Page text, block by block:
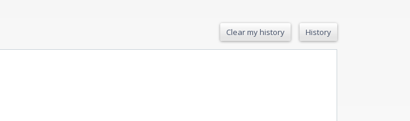
Clear my history History